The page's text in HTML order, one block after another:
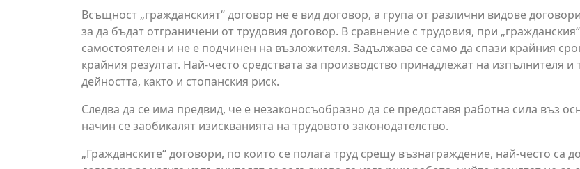
Всъщност „гражданският“ договор не е вид договор, а група от различни видове
за да бъдат отграничени от трудовия договор. В сравнение с трудовия, при
самостоятелен и не е подчинен на възложителя. Задължава се само да спази крайния
крайния резултат. Най-често средствата за производство принадлежат на изпълнителя
дейността, както и стопанския риск.
Следва да се има предвид, че е незаконосъобразно да се предоставя работна сила въз
начин се заобикалят изискванията на трудовото законодателство.
„Гражданските“ договори, по които се полага труд срещу възнаграждение, най-често са